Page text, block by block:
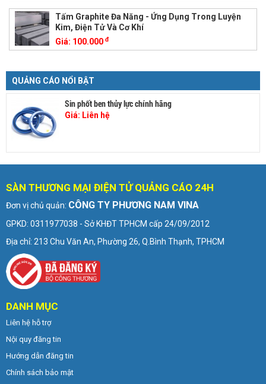
Tấm Graphite Đa Năng - Ứng Dụng Trong Luyện
Kim, Điện Tử Và Cơ Khí
Giá: 100.000 đ
QUẢNG CÁO NỔI BẬT
Sin phốt ben thủy lực chính hãng
Giá: Liên hệ
SÀN THƯƠNG MẠI ĐIỆN TỬ QUẢNG CÁO 24H
Đơn vị chủ quản: CÔNG TY PHƯƠNG NAM VINA
GPKD: 0311977038 - Sở KHĐT TPHCM cấp 24/09/2012
Địa chỉ: 213 Chu Văn An, Phường 26, Q.Bình Thạnh, TPHCM
DANH MỤC
Liên hệ hỗ trợ
Nội quy đăng tin
Hướng dẫn đăng tin
Chính sách bảo mật